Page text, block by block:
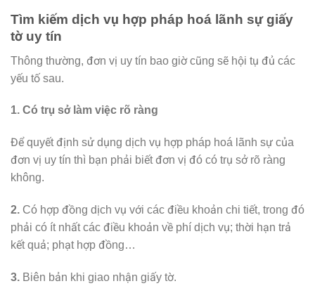
Tìm kiếm dịch vụ hợp pháp hoá lãnh sự giấy
tờ uy tín
Thông thường, đơn vị uy tín bao giờ cũng sẽ hội tụ đủ các
yếu tố sau.
1. Có trụ sở làm việc rõ ràng
Để quyết định sử dụng dịch vụ hợp pháp hoá lãnh sự của
đơn vị uy tín thì bạn phải biết đơn vị đó có trụ sở rõ ràng
không.
2. Có hợp đồng dịch vụ với các điều khoản chi tiết, trong đó
phải có ít nhất các điều khoản về phí dịch vụ; thời hạn trả
kết quả; phạt hợp đồng…
3. Biên bản khi giao nhận giấy tờ.